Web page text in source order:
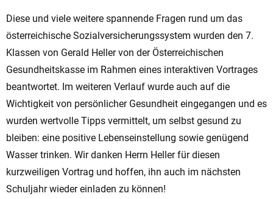
Diese und viele weitere spannende Fragen rund um das
österreichische Sozialversicherungssystem wurden den 7.
Klassen von Gerald Heller von der Österreichischen
Gesundheitskasse im Rahmen eines interaktiven Vortrages
beantwortet. Im weiteren Verlauf wurde auch auf die
Wichtigkeit von persönlicher Gesundheit eingegangen und es
wurden wertvolle Tipps vermittelt, um selbst gesund zu
bleiben: eine positive Lebenseinstellung sowie genügend
Wasser trinken. Wir danken Herrn Heller für diesen
kurzweiligen Vortrag und hoffen, ihn auch im nächsten
Schuljahr wieder einladen zu können!